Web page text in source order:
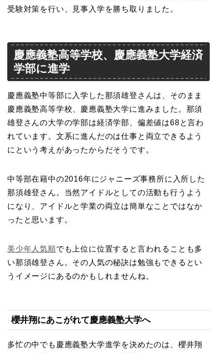
受験対策を行い、見事入学を勝ち取りました。
慶應義塾高等学校、慶應義塾大学経済
学部に進学
慶應義塾中等部に入学した那須雄登さんは、そのまま
慶應義塾高等学校、慶應義塾大学に進みました。那須
雄登さんの大学の学部は経済学部、偏差値は68と言わ
れています。文系に進んだのは仕事と両立できるよう
にという考えがあったからだそうです。
中等部在籍中の2016年にジャニーズ事務所に入所した
那須雄登さん。当然アイドルとしての活動も行うよう
になり、アイドルと学業の両立は簡単なことではなか
ったと思います。
美少年人気順でも上位に位置すると言われることも多
い那須雄登さん。その人気の秘訣は勉強もできるとい
うイメージにあるのかもしれませんね。
櫻井翔にあこがれて慶應義塾大学へ
多忙の中でも慶應義塾大学進学を決めたのは、櫻井翔